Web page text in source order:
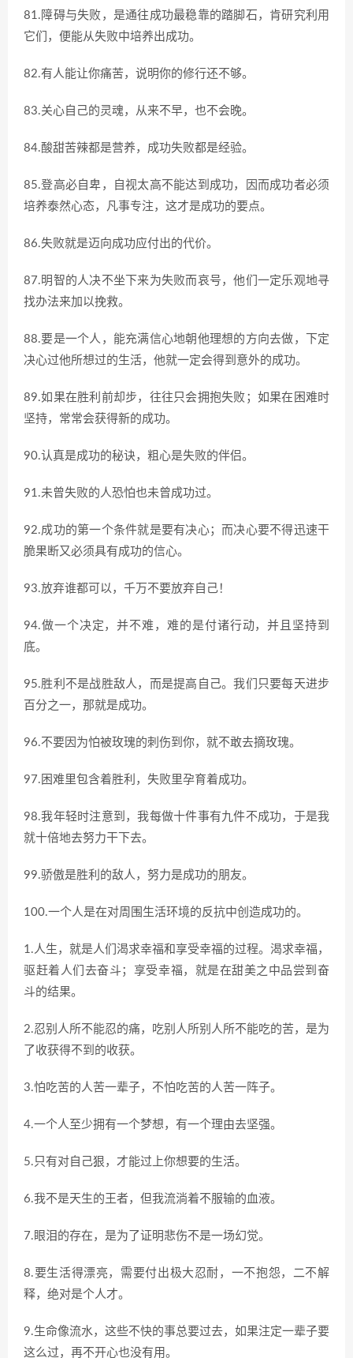
81.障碍与失败，是通往成功最稳靠的踏脚石，肯研究利用
它们，便能从失败中培养出成功。
82.有人能让你痛苦，说明你的修行还不够。
83.关心自己的灵魂，从来不早，也不会晚。
84.酸甜苦辣都是营养，成功失败都是经验。
85.登高必自卑，自视太高不能达到成功，因而成功者必须
培养泰然心态，凡事专注，这才是成功的要点。
86.失败就是迈向成功应付出的代价。
87.明智的人决不坐下来为失败而哀号，他们一定乐观地寻
找办法来加以挽救。
88.要是一个人，能充满信心地朝他理想的方向去做，下定
决心过他所想过的生活，他就一定会得到意外的成功。
89.如果在胜利前却步，往往只会拥抱失败；如果在困难时
坚持，常常会获得新的成功。
90.认真是成功的秘诀，粗心是失败的伴侣。
91.未曾失败的人恐怕也未曾成功过。
92.成功的第一个条件就是要有决心；而决心要不得迅速干
脆果断又必须具有成功的信心。
93.放弃谁都可以，千万不要放弃自己！
94.做一个决定，并不难，难的是付诸行动，并且坚持到
底。
95.胜利不是战胜敌人，而是提高自己。我们只要每天进步
百分之一，那就是成功。
96.不要因为怕被玫瑰的刺伤到你，就不敢去摘玫瑰。
97.困难里包含着胜利，失败里孕育着成功。
98.我年轻时注意到，我每做十件事有九件不成功，于是我
就十倍地去努力干下去。
99.骄傲是胜利的敌人，努力是成功的朋友。
100.一个人是在对周围生活环境的反抗中创造成功的。
1.人生，就是人们渴求幸福和享受幸福的过程。渴求幸福，
驱赶着人们去奋斗；享受幸福，就是在甜美之中品尝到奋
斗的结果。
2.忍别人所不能忍的痛，吃别人所别人所不能吃的苦，是为
了收获得不到的收获。
3.怕吃苦的人苦一辈子，不怕吃苦的人苦一阵子。
4.一个人至少拥有一个梦想，有一个理由去坚强。
5.只有对自己狠，才能过上你想要的生活。
6.我不是天生的王者，但我流淌着不服输的血液。
7.眼泪的存在，是为了证明悲伤不是一场幻觉。
8.要生活得漂亮，需要付出极大忍耐，一不抱怨，二不解
释，绝对是个人才。
9.生命像流水，这些不快的事总要过去，如果注定一辈子要
这么过，再不开心也没有用。